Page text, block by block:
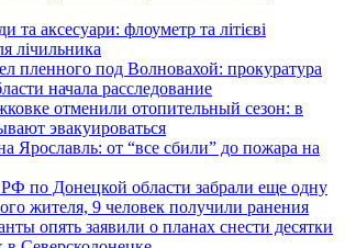
та аксесуари: флоуметр та літієві
лічильника
пленного под Волновахой: прокуратура
начала расследование
отменили отопительный сезон: в
эвакуироваться
Ярославль: от “все сбили” до пожара на
по Донецкой области забрали еще одну
жителя, 9 человек получили ранения
опять заявили о планах снести десятки